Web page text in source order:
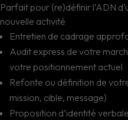
Parfait pour (re)définir l’ADN
nouvelle activité
Entretien de cadrage
Audit express de votre
votre positionnement actuel
Refonte ou définition de
mission, cible, message)
Proposition d’identité